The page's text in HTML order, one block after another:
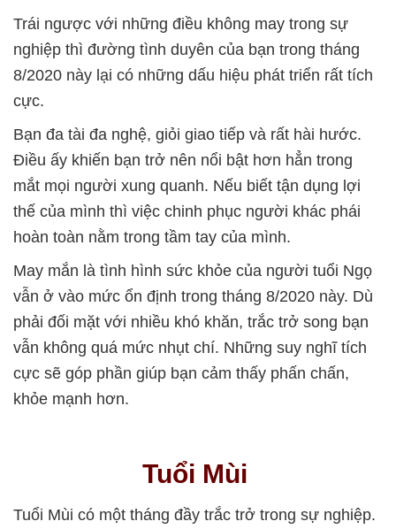
Trái ngược với những điều không may trong sự
nghiệp thì đường tình duyên của bạn trong tháng
8/2020 này lại có những dấu hiệu phát triển rất tích
cực.
Bạn đa tài đa nghệ, giỏi giao tiếp và rất hài hước.
Điều ấy khiến bạn trở nên nổi bật hơn hẳn trong
mắt mọi người xung quanh. Nếu biết tận dụng lợi
thế của mình thì việc chinh phục người khác phái
hoàn toàn nằm trong tầm tay của mình.
May mắn là tình hình sức khỏe của người tuổi Ngọ
vẫn ở vào mức ổn định trong tháng 8/2020 này. Dù
phải đối mặt với nhiều khó khăn, trắc trở song bạn
vẫn không quá mức nhụt chí. Những suy nghĩ tích
cực sẽ góp phần giúp bạn cảm thấy phấn chấn,
khỏe mạnh hơn.
Tuổi Mùi
Tuổi Mùi có một tháng đầy trắc trở trong sự nghiệp.